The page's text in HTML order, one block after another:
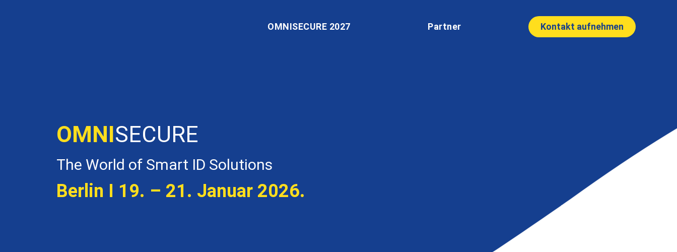
OMNISECURE 2027 Partner Kontakt aufnehmen
OMNISECURE
The World of Smart ID Solutions
Berlin I 19. – 21. Januar 2026.